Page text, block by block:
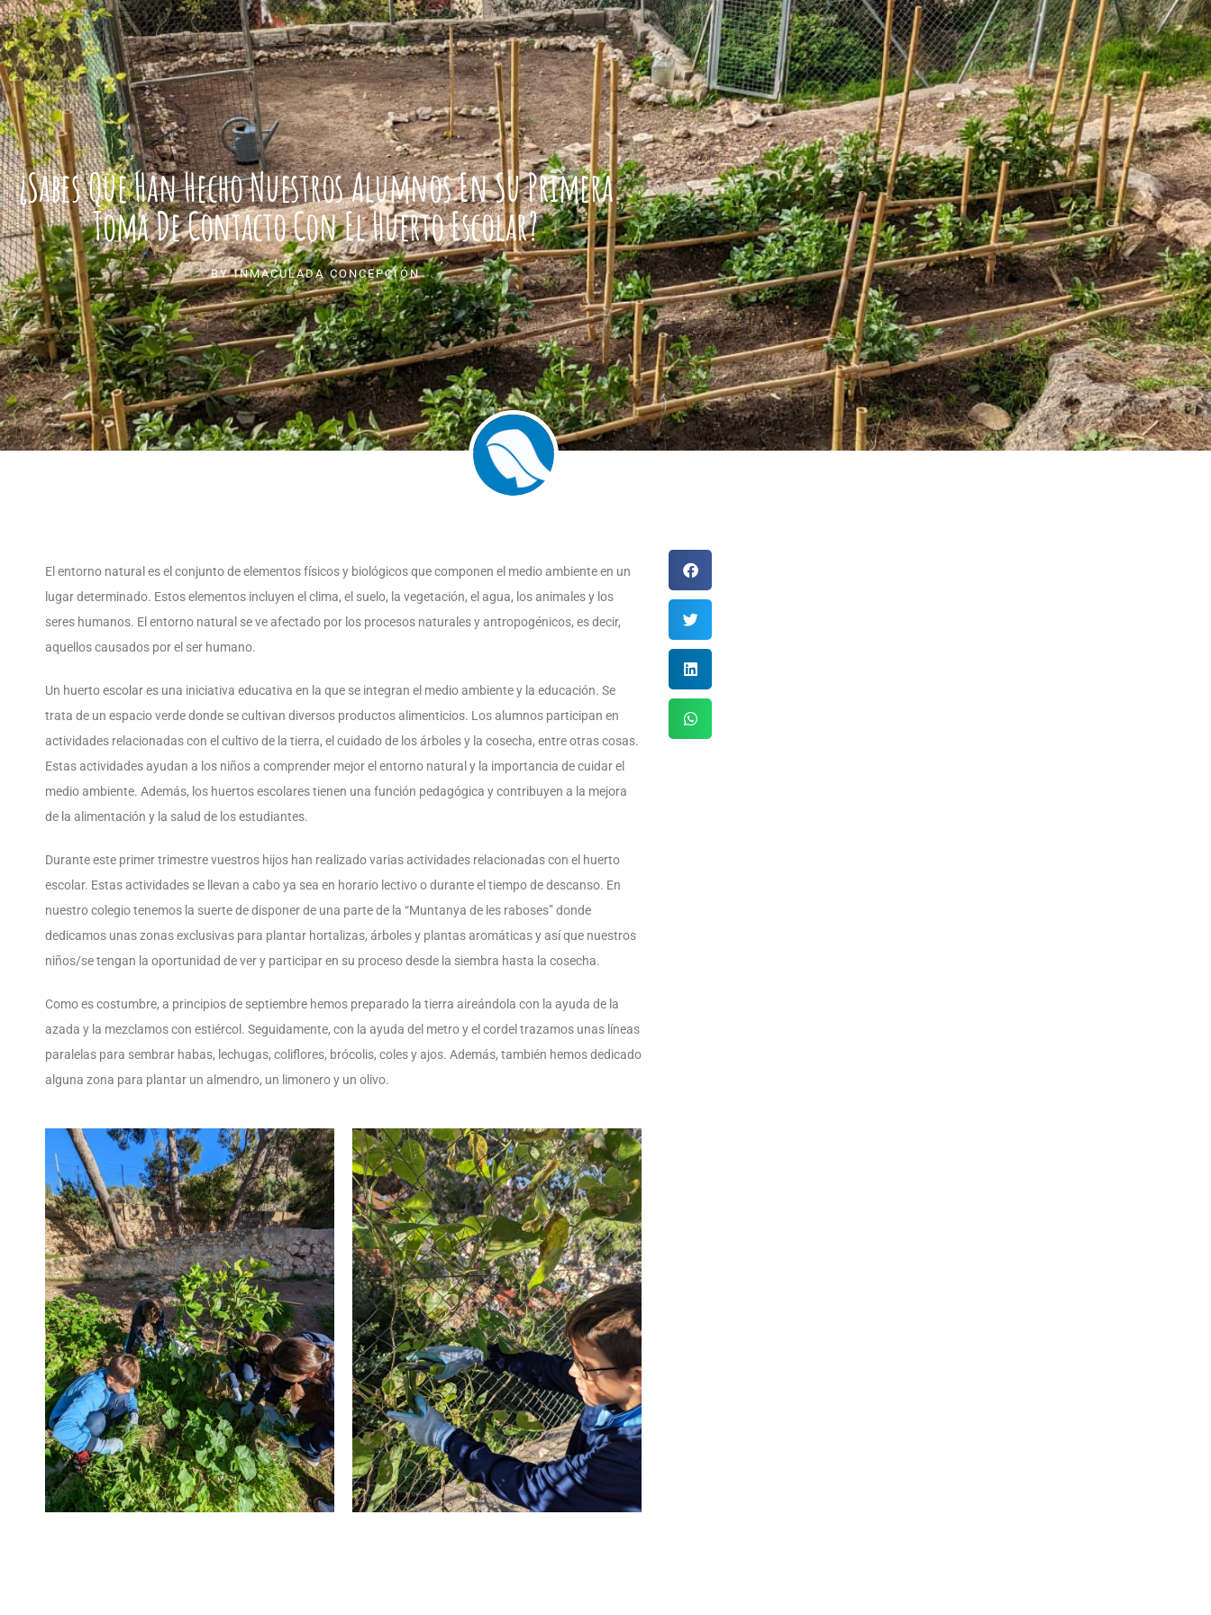
¿Sabes Que Han Hecho Nuestros Alumnos En Su Primera
Toma De Contacto Con El Huerto Escolar?
BYINMACULADA CONCEPCIÓN
El entorno natural es el conjunto de elementos físicos y biológicos que componen el medio ambiente en un
lugar determinado. Estos elementos incluyen el clima, el suelo, la vegetación, el agua, los animales y los
seres humanos. El entorno natural se ve afectado por los procesos naturales y antropogénicos, es decir,
aquellos causados por el ser humano.
Un huerto escolar es una iniciativa educativa en la que se integran el medio ambiente y la educación. Se
trata de un espacio verde donde se cultivan diversos productos alimenticios. Los alumnos participan en
actividades relacionadas con el cultivo de la tierra, el cuidado de los árboles y la cosecha, entre otras cosas.
Estas actividades ayudan a los niños a comprender mejor el entorno natural y la importancia de cuidar el
medio ambiente. Además, los huertos escolares tienen una función pedagógica y contribuyen a la mejora
de la alimentación y la salud de los estudiantes.
Durante este primer trimestre vuestros hijos han realizado varias actividades relacionadas con el huerto
escolar. Estas actividades se llevan a cabo ya sea en horario lectivo o durante el tiempo de descanso. En
nuestro colegio tenemos la suerte de disponer de una parte de la “Muntanya de les raboses” donde
dedicamos unas zonas exclusivas para plantar hortalizas, árboles y plantas aromáticas y así que nuestros
niños/se tengan la oportunidad de ver y participar en su proceso desde la siembra hasta la cosecha.
Como es costumbre, a principios de septiembre hemos preparado la tierra aireándola con la ayuda de la
azada y la mezclamos con estiércol. Seguidamente, con la ayuda del metro y el cordel trazamos unas líneas
paralelas para sembrar habas, lechugas, coliflores, brócolis, coles y ajos. Además, también hemos dedicado
alguna zona para plantar un almendro, un limonero y un olivo.